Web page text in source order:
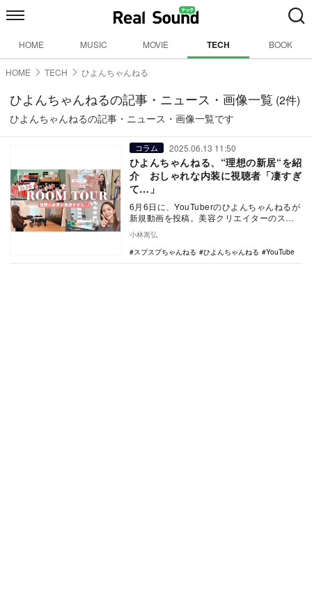
HOME MUSIC MOVIE TECH BOOK
HOME TECH ひよんちゃんねる
ひよんちゃんねるの記事・ニュース・画像一覧 (2件)
ひよんちゃんねるの記事・ニュース・画像一覧です
コラム 2025.06.13 11:50
ひよんちゃんねる、“理想の新居“を紹
介 おしゃれな内装に視聴者「凄すぎ
て…」
6月6日に、YouTuberのひよんちゃんねるが
新規動画を投稿。美容クリエイターのスプ
てル…
小林嵩弘
スプスプちゃんねる
ひよんちゃんねる YouTube